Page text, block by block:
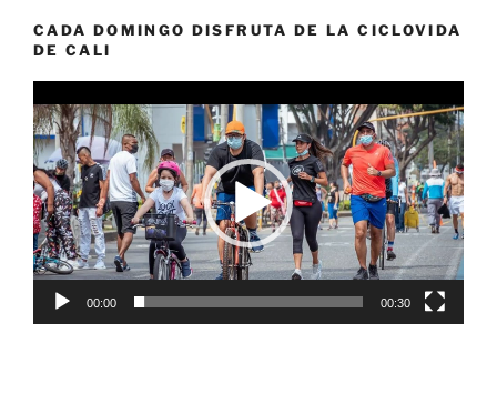
CADA DOMINGO DISFRUTA DE LA CICLOVIDA
DE CALI
de
vídeo
00:00 00:30